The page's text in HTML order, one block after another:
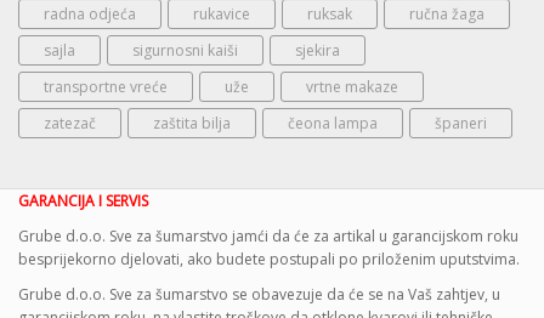
radna odjeća
rukavice ruksak
ručna žaga
sajla
sigurnosni kaiši
sjekira
transportne vreće
uže
vrtne makaze
zatezač
zaštita bilja čeona lampa španeri
GARANCIJA I SERVIS
Grube d.o.o. Sve za šumarstvo jamći da će za artikal u garancijskom roku
besprijekorno djelovati, ako budete postupali po priloženim uputstvima.
Grube d.o.o. Sve za šumarstvo se obavezuje da će se na Vaš zahtjev, u